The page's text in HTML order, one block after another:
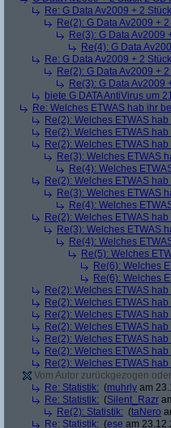
Re: G Data Av2009 + 2
Re(2): G Data Av2009 +
Re(3): G Data Av2009
Re(4): G Data
Re: G Data Av2009 + 2
Re(2): G Data Av2009 +
Re(3): G Data Av2009
biete G DATA AntiVirus um
Re: Welches ETWAS hab ihr
Re(2): Welches ETWAS
Re(2): Welches ETWAS
Re(2): Welches ETWAS
Re(3): Welches ETWAS
Re(4): Welches
Re(2): Welches ETWAS
Re(3): Welches ETWAS
Re(4): Welches
Re(2): Welches ETWAS
Re(3): Welches ETWAS
Re(4): Welches
Re(5): Welches
Re(6): Welches
Re(6): Welches
Re(2): Welches ETWAS
Re(2): Welches ETWAS
Re(2): Welches ETWAS
Re(2): Welches ETWAS
Re(2): Welches ETWAS
Re(2): Welches ETWAS
Re(2): Welches ETWAS
Vom Autor zurückgezogen
Re: Statistik: (muhrly am
Re: Statistik: (Silent_Razr
Re(2): Statistik: (taNero
Re: Statistik: (ese am